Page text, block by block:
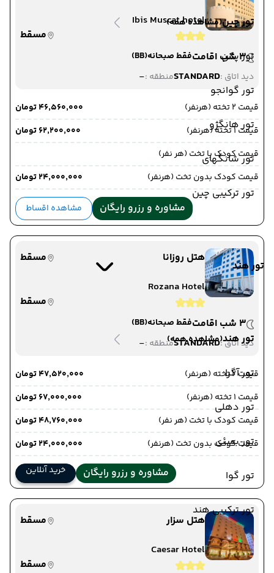
تور چین(مشاهده همه)
تور پکن
تور گوانجو
تور هانگژو
تور شانگهای
تور ترکیبی چین
تور هند
تور هند(مشاهده همه)
تور آگرا
تور دهلی
تور بمبئی
تور گوا
تور ترکیبی هند
Ibis Muscat hotel
مسقط
3 شب اقامت
فقط صبحانه(BB)
دید اتاق :STANDARDمنطقه :-
قیمت 2 تخته (هرنفر)
۴۶٬۵۶۰٬۰۰۰ تومان
قیمت 1 تخته (هرنفر)
۶۲٬۲۰۰٬۰۰۰ تومان
قیمت کودک با تخت (هر نفر)
قیمت کودک بدون تخت (هرنفر)
۲۴٬۰۰۰٬۰۰۰ تومان
مشاوره و رزرو رایگان مشاهده اقساط
هتل روزانا
مسقط
Rozana Hotel
مسقط
3 شب اقامت
فقط صبحانه(BB)
دید اتاق :STANDARDمنطقه :-
قیمت 2 تخته (هرنفر)
۴۷٬۵۲۰٬۰۰۰ تومان
قیمت 1 تخته (هرنفر)
۶۷٬۰۰۰٬۰۰۰ تومان
قیمت کودک با تخت (هر نفر)
۴۸٬۷۶۰٬۰۰۰ تومان
قیمت کودک بدون تخت (هرنفر)
۲۴٬۰۰۰٬۰۰۰ تومان
مشاوره و رزرو رایگان خرید آنلاین
هتل سزار
مسقط
Caesar Hotel
مسقط